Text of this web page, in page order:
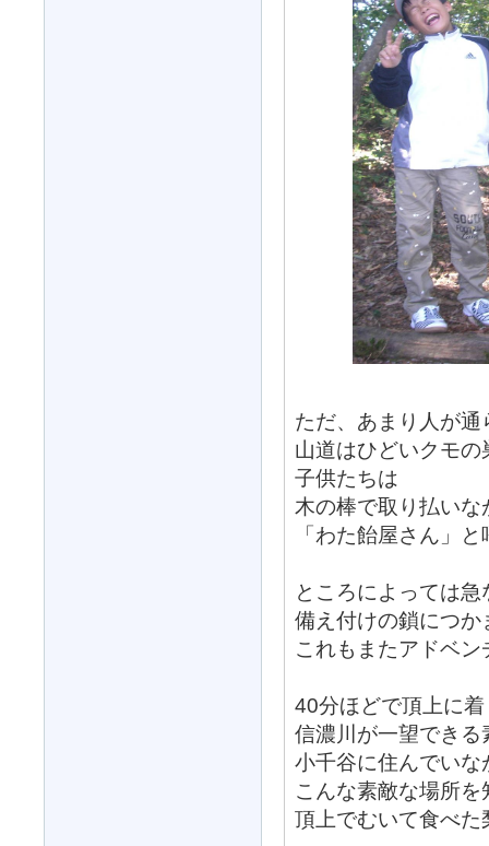
ただ、あまり人が
山道はひどいクモの
子供たちは
木の棒で取り払い
「わた飴屋さん」
ところによっては
備え付けの鎖につか
これもまたアドベ
40分ほどで頂上に着
信濃川が一望でき
小千谷に住んでいな
こんな素敵な場所
頂上でむいて食べ